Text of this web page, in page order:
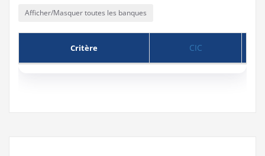
Afficher/Masquer toutes les banques
Critère CIC